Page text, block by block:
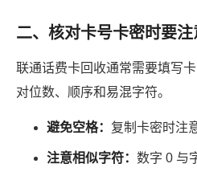
二、核对卡号卡密时要
联通话费卡回收通常需要填写
对位数、顺序和易混字符。
避免空格： 复制卡密时注
注意相似字符：数字 0 与